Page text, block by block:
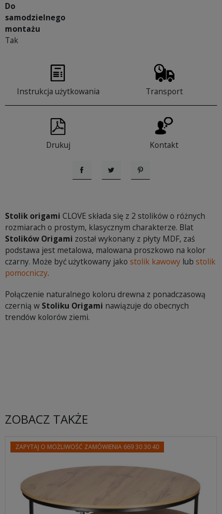
Do
samodzielnego
montażu
Tak
Instrukcja użytkowania Transport
Drukuj Kontakt
UdostępnijTweetujPinterest
Stolik origami CLOVE składa się z 2 stolików o różnych
rozmiarach o prostym, klasycznym charakterze. Blat
Stolików Origami został wykonany z płyty MDF, zaś
podstawa jest metalowa, malowana proszkowo na kolor
czarny. Może być użytkowany jako stolik kawowy lub stolik
pomocniczy.
Połączenie naturalnego koloru drewna z ponadczasową
czernią w Stoliku Origami nawiązuje do obecnych
trendów kolorów ziemi.
ZOBACZ TAKŻE
ZAPYTAJ O MOŻLIWOŚĆ ZAMÓWIENIA 669 30 30 40